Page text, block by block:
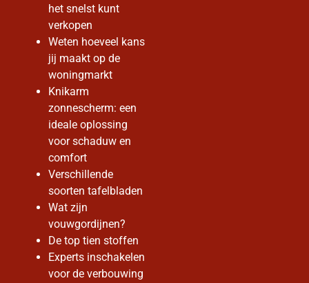
het snelst kunt
verkopen
Weten hoeveel kans
jij maakt op de
woningmarkt
Knikarm
zonnescherm: een
ideale oplossing
voor schaduw en
comfort
Verschillende
soorten tafelbladen
Wat zijn
vouwgordijnen?
De top tien stoffen
Experts inschakelen
voor de verbouwing